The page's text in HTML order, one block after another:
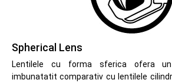
Spherical Lens
Lentilele cu forma sferica ofera
imbunatatit comparativ cu lentilele